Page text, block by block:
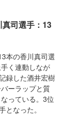
司選手：13
本の香川真司選
く連動しなが
録した酒井宏樹
ーラップと質
っている。3位
なった。